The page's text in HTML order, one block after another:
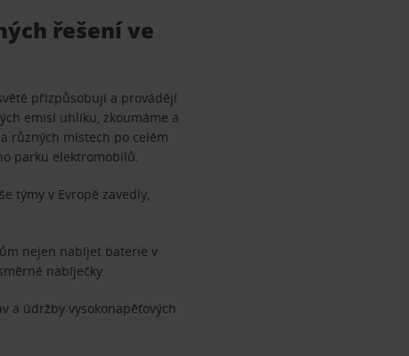
řešení ve
přizpůsobují a provádějí
emisí uhlíku, zkoumáme a
různých místech po celém
parku elektromobilů.
týmy v Evropě zavedly,
nejen nabíjet baterie v
nabíječky.
a údržby vysokonapěťových